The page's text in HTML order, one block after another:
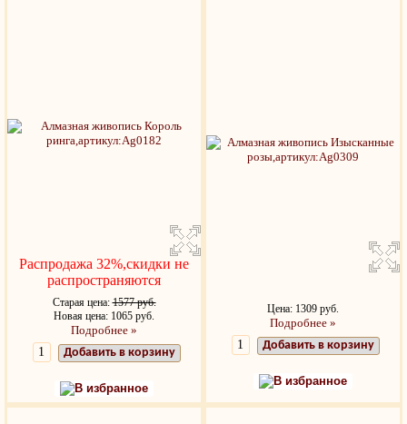
Распродажа 32%,скидки не
распространяются
Старая цена:1577 руб.
Новая цена: 1065 руб.
Подробнее »
Добавить в корзину
В избранное
Цена: 1309 руб.
Подробнее »
Добавить в корзину
В избранное